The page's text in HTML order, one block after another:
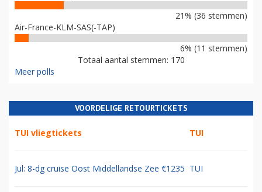
21% (36 stemmen)
Air-France-KLM-SAS(-TAP)
6% (11 stemmen)
Totaal aantal stemmen: 170
Meer polls
VOORDELIGE RETOURTICKETS
TUI vliegtickets TUI
Jul: 8-dg cruise Oost Middellandse Zee €1235 TUI